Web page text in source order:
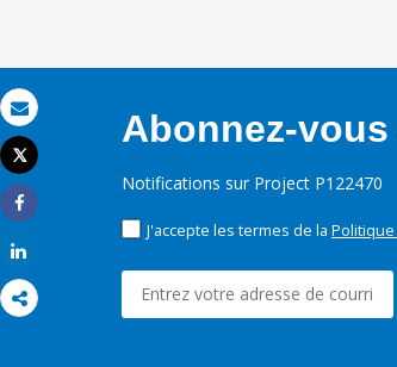
Email
Imprimer
Tweet
Share
Abonnez-
Notifications sur Project P122470
J'accepte les termes de la